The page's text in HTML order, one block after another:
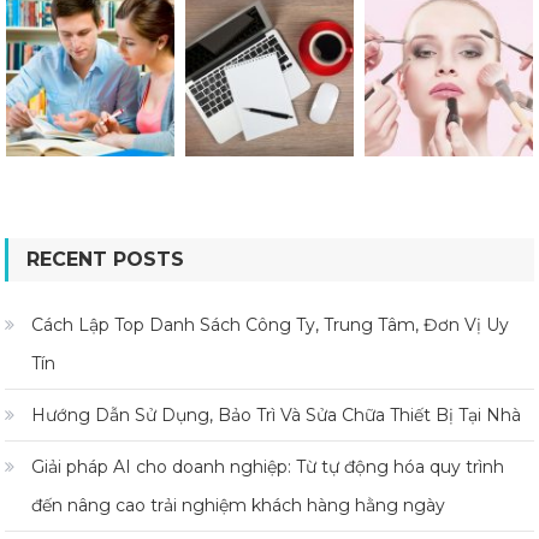
RECENT POSTS
Cách Lập Top Danh Sách Công Ty, Trung Tâm, Đơn Vị Uy
Tín
Hướng Dẫn Sử Dụng, Bảo Trì Và Sửa Chữa Thiết Bị Tại Nhà
Giải pháp AI cho doanh nghiệp: Từ tự động hóa quy trình
đến nâng cao trải nghiệm khách hàng hằng ngày